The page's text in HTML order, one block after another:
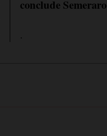
conclude Semeraro
.